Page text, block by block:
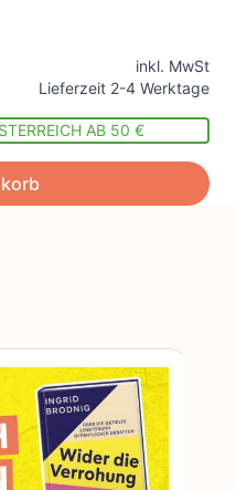
inkl. MwSt
Lieferzeit 2-4 Werktage
AB 50 €